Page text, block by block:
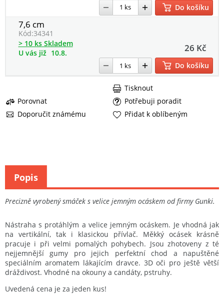
Do košíku
7,6 cm
Kód:34341
26 Kč
> 10 ks Skladem
U vás již 10.8.
Do košíku
Porovnat
Potřebuji poradit
Doporučit známému
Tisknout
Přidat k oblíbeným
Precizně vyrobený smáček s velice jemným ocáskem od firmy Gunki.
Nástraha s protáhlým a velice jemným ocáskem. Je vhodná jak
na vertikální, tak i klasickou přívlač. Měkký ocásek krásně
pracuje i při velmi pomalých pohybech. Jsou zhotoveny z té
nejjemnější gumy pro jejich perfektní chod a napuštěné
speciálním aromatem lákajícím dravce. 3D oči pro ještě větší
dráždivost. Vhodné na okouny a candáty, pstruhy.
Uvedená cena je za jeden kus!
Popis